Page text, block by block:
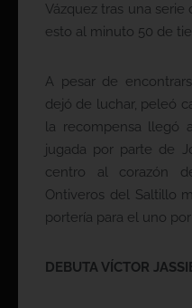
Vázquez tras una
esto al minuto 50 de
A pesar de
dejó de luchar, peleó
la recompensa llegó
jugada por parte de
centro al corazón
Ontiveros del Saltillo
portería para el uno
DEBUTA VÍCTOR